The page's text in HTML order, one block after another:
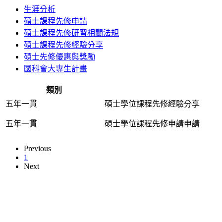
生涯分析
碩士課程先修申請
碩士課程先修研習相關法規
碩士課程先修經驗分享
碩士先修優惠與獎勵
國科會大專生計畫
類別
五年一貫
碩士學位課程先修經驗分享
五年一貫 碩士學位課程先修申請申請
Previous
1
Next